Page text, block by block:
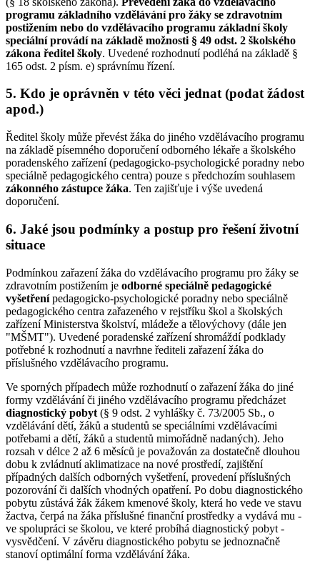
programu základního vzdělávání pro žáky se zdravotním
postižením nebo do vzdělávacího programu základní školy
speciální provádí na základě možnosti § 49 odst. 2 školského
zákona ředitel školy. Uvedené rozhodnutí podléhá na základě §
165 odst. 2 písm. e) správnímu řízení.
5. Kdo je oprávněn v této věci jednat (podat žádost
apod.)
Ředitel školy může převést žáka do jiného vzdělávacího programu
na základě písemného doporučení odborného lékaře a školského
poradenského zařízení (pedagogicko-psychologické poradny nebo
speciálně pedagogického centra) pouze s předchozím souhlasem
zákonného zástupce žáka. Ten zajišťuje i výše uvedená
doporučení.
6. Jaké jsou podmínky a postup pro řešení životní
situace
Podmínkou zařazení žáka do vzdělávacího programu pro žáky se
zdravotním postižením je odborné speciálně pedagogické
vyšetřenípedagogicko-psychologické poradny nebo speciálně
pedagogického centra zařazeného v rejstříku škol a školských
zařízení Ministerstva školství, mládeže a tělovýchovy (dále jen
"MŠMT"). Uvedené poradenské zařízení shromáždí podklady
potřebné k rozhodnutí a navrhne řediteli zařazení žáka do
příslušného vzdělávacího programu.
Ve sporných případech může rozhodnutí o zařazení žáka do jiné
formy vzdělávání či jiného vzdělávacího programu předcházet
diagnostický pobyt (§ 9 odst. 2 vyhlášky č. 73/2005 Sb., o
vzdělávání dětí, žáků a studentů se speciálními vzdělávacími
potřebami a dětí, žáků a studentů mimořádně nadaných). Jeho
rozsah v délce 2 až 6 měsíců je považován za dostatečně dlouhou
dobu k zvládnutí aklimatizace na nové prostředí, zajištění
případných dalších odborných vyšetření, provedení příslušných
pozorování či dalších vhodných opatření. Po dobu diagnostického
pobytu zůstává žák žákem kmenové školy, která ho vede ve stavu
žactva, čerpá na žáka příslušné finanční prostředky a vydává mu -
ve spolupráci se školou, ve které probíhá diagnostický pobyt -
vysvědčení. V závěru diagnostického pobytu se jednoznačně
stanoví optimální forma vzdělávání žáka.